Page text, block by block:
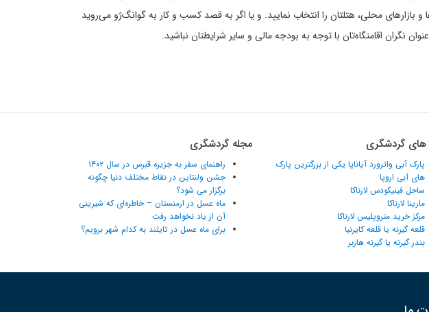
محلی، هتلتان را انتخاب نمایید. و یا اگر به قصد کسب و کار به گوانگ‌ژو می‌روید
اقامتگاه‌تان با توجه به بودجه مالی و سایر شرایطتان نباشید.
های گردشگری
پارک آبی واترورد آیاناپا یکی از بزرگترین پارک
های آبی اروپا
ساحل فینیکودس لارناکا
مارینا لارناکا
مرکز خرید متروپلیس لارناکا
قلعه گیرنه یا قلعه کایرنیا
بندر گیرنه یا گیرنه هاربر
مجله گردشگری
راهنمای سفر به جزیره قبرس در سال ۱۴۰۲
جشن ولنتاین در نقاط مختلف دنیا چگونه
برگزار می شود؟
ماه عسل در ارمنستان – خاطره‌ای که شیرینی
آن از یاد نخواهد رفت
برای ماه عسل در تایلند به کدام شهر برویم؟